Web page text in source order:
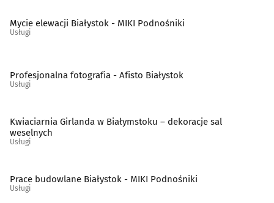
Tapicerzy(23)
Telekomunikacja - systemy, usługi
Mycie elewacji Białystok - MIKI Podnośniki
Usługi
Profesjonalna fotografia - Afisto Białystok
Usługi
Kwiaciarnia Girlanda w Białymstoku – dekoracje sal
weselnych
Usługi
Prace budowlane Białystok - MIKI Podnośniki
Usługi